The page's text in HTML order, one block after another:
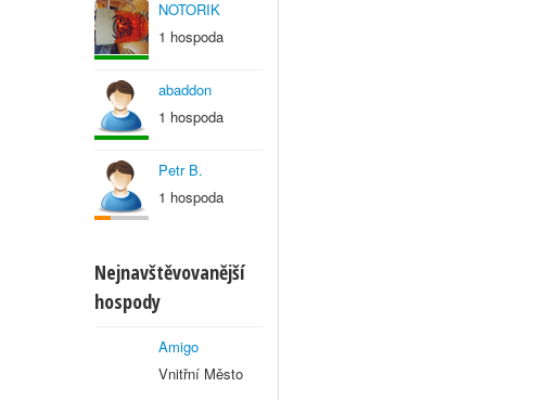
NOTORIK
1 hospoda
abaddon
1 hospoda
Petr B.
1 hospoda
Nejnavštěvovanější
hospody
Amigo
Vnitřní Město